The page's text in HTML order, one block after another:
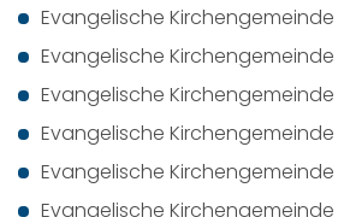
Evangelische
Evangelische
Evangelische Kirchengemeinde
Evangelische
Evangelische Kirchengemeinde
Evangelische